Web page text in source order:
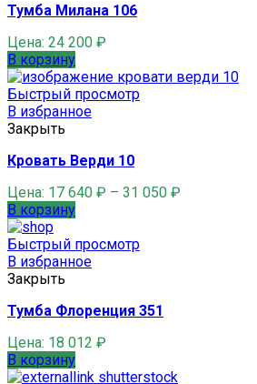
Тумба Милана 106
Цена: 24 200 ₽
В корзину
Быстрый просмотр
В избранное
Закрыть
Кровать Верди 10
Цена: 17 640 ₽ – 31 050 ₽
В корзину
Быстрый просмотр
В избранное
Закрыть
Тумба Флоренция 351
Цена: 18 012 ₽
В корзину